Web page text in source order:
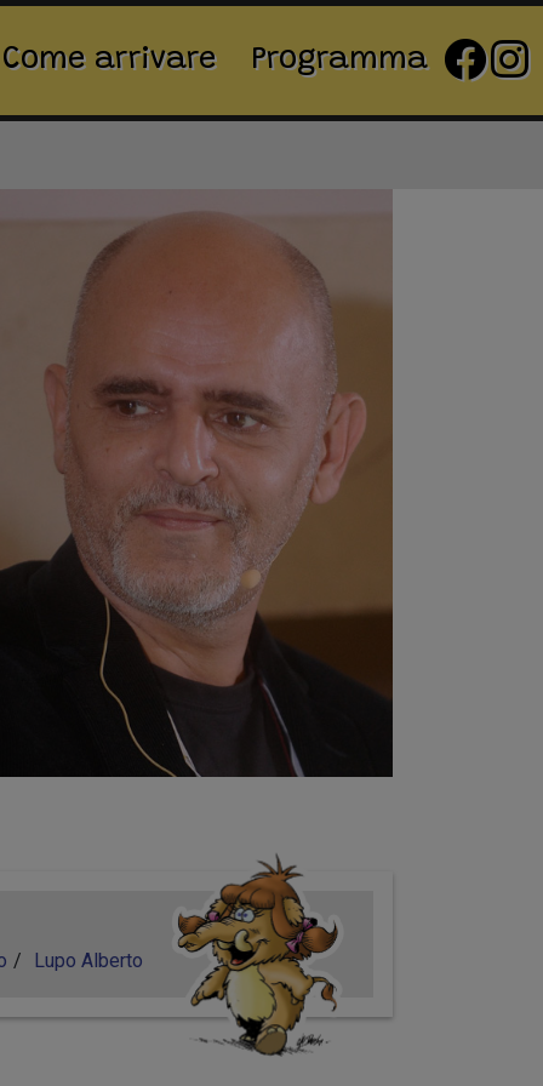
Come arrivare Programma
Lupo Alberto